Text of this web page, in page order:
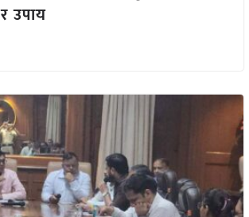
उपाय